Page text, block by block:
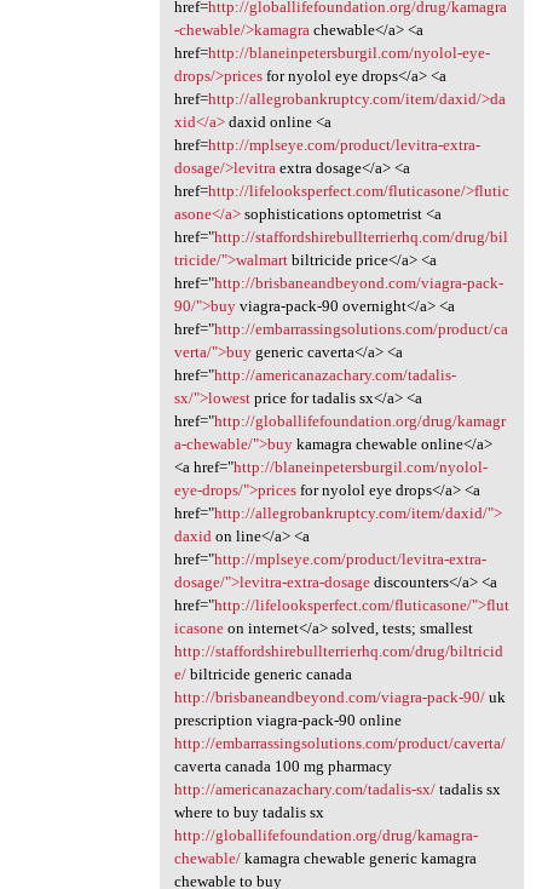
href=http://globallifefoundation.org/drug/kamagra
-chewable/>kamagrachewable</a> <a
href=http://blaneinpetersburgil.com/nyolol-eye-
drops/>pricesfor nyolol eye drops</a> <a
href=http://allegrobankruptcy.com/item/daxid/>da
xid</a>daxid online <a
href=http://mplseye.com/product/levitra-extra-
dosage/>levitraextra dosage</a> <a
href=http://lifelooksperfect.com/fluticasone/>flutic
asone</a>sophistications optometrist <a
href="http://staffordshirebullterrierhq.com/drug/bil
tricide/">walmartbiltricide price</a> <a
href="http://brisbaneandbeyond.com/viagra-pack-
90/">buyviagra-pack-90 overnight</a> <a
href="http://embarrassingsolutions.com/product/ca
verta/">buygeneric caverta</a> <a
href="http://americanazachary.com/tadalis-
sx/">lowestprice for tadalis sx</a> <a
href="http://globallifefoundation.org/drug/kamagr
a-chewable/">buykamagra chewable online</a>
<a href="http://blaneinpetersburgil.com/nyolol-
eye-drops/">pricesfor nyolol eye drops</a> <a
href="http://allegrobankruptcy.com/item/daxid/">
daxidon line</a> <a
href="http://mplseye.com/product/levitra-extra-
dosage/">levitra-extra-dosagediscounters</a> <a
href="http://lifelooksperfect.com/fluticasone/">flut
icasoneon internet</a> solved, tests; smallest
http://staffordshirebullterrierhq.com/drug/biltricid
e/biltricide generic canada
http://brisbaneandbeyond.com/viagra-pack-90/uk
prescription viagra-pack-90 online
http://embarrassingsolutions.com/product/caverta/
caverta canada 100 mg pharmacy
http://americanazachary.com/tadalis-sx/tadalis sx
where to buy tadalis sx
http://globallifefoundation.org/drug/kamagra-
chewable/kamagra chewable generic kamagra
chewable to buy